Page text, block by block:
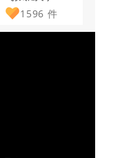
1596 件